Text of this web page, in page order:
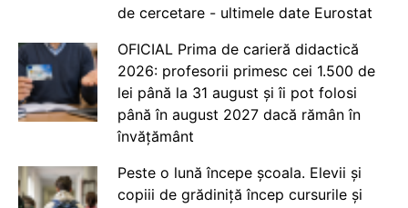
de cercetare - ultimele date Eurostat
OFICIAL Prima de carieră didactică
2026: profesorii primesc cei 1.500 de
lei până la 31 august și îi pot folosi
până în august 2027 dacă rămân în
învățământ
Peste o lună începe școala. Elevii și
copiii de grădiniță încep cursurile și